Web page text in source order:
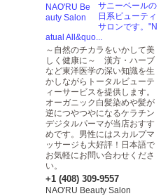
サニーベールの
日系ビューティ
サロンです。"N
atual All&quo...
～自然のチカラをいかして美
しく健康に～ 漢方・ハーブ
など東洋医学の深い知識を生
かしながらトータルビューテ
ィーサービスを提供します。
オーガニック白髪染めや髪が
逆につやつやになるケラチン
デジタルパーマが当店おすす
めです。男性にはスカルプマ
ッサージも大好評！日本語で
お気軽にお問い合わせくださ
い。
+1 (408) 309-9557
NAO'RU Beauty Salon